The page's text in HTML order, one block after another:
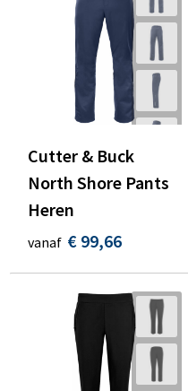
Cutter & Buck
North Shore Pants
Heren
vanaf € 99,66